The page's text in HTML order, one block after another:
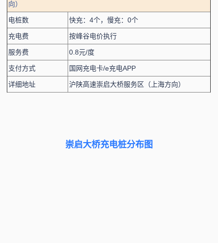
向）
电桩数 快充：4个，慢充：0个
充电费 按峰谷电价执行
服务费 0.8元/度
支付方式 国网充电卡/e充电APP
详细地址 沪陕高速崇启大桥服务区（上海方向）
崇启大桥充电桩分布图